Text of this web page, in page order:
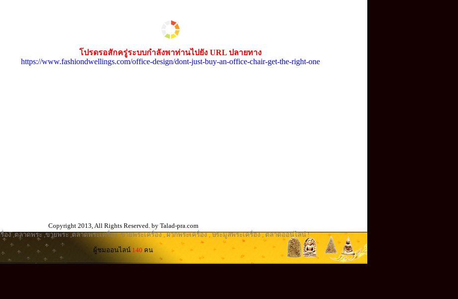
โปรดรอสักครู่ระบบกำลังพาท่านไปยัง URL ปลายทาง
https://www.fashiondwellings.com/office-design/dont-just-buy-an-office-chair-get-the-right-one
Copyright 2013, All Rights Reserved. by Talad-pra.com
อง,ตลาดพระ ,ขายพระ ,ตลาดพระเครื่อง ,ขายพระเครื่อง, ฝากพระเครื่อง, ประมูลพระเครื่อง , ตลาดออนไลน์ !
ผู้ชมออนไลน์ 140 คน